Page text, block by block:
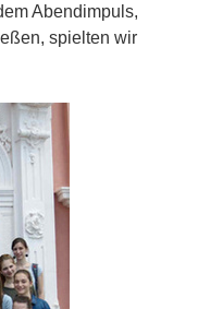
Abendimpuls,
spielten wir